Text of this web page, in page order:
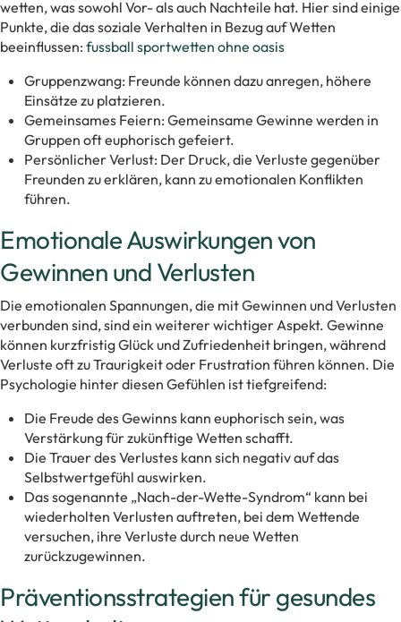
wetten, was sowohl Vor- als auch Nachteile hat. Hier sind einige
Punkte, die das soziale Verhalten in Bezug auf Wetten
beeinflussen: fussball sportwetten ohne oasis
Gruppenzwang: Freunde können dazu anregen, höhere
Einsätze zu platzieren.
Gemeinsames Feiern: Gemeinsame Gewinne werden in
Gruppen oft euphorisch gefeiert.
Persönlicher Verlust: Der Druck, die Verluste gegenüber
Freunden zu erklären, kann zu emotionalen Konflikten
führen.
Emotionale Auswirkungen von
Gewinnen und Verlusten
Die emotionalen Spannungen, die mit Gewinnen und Verlusten
verbunden sind, sind ein weiterer wichtiger Aspekt. Gewinne
können kurzfristig Glück und Zufriedenheit bringen, während
Verluste oft zu Traurigkeit oder Frustration führen können. Die
Psychologie hinter diesen Gefühlen ist tiefgreifend:
Die Freude des Gewinns kann euphorisch sein, was
Verstärkung für zukünftige Wetten schafft.
Die Trauer des Verlustes kann sich negativ auf das
Selbstwertgefühl auswirken.
Das sogenannte „Nach-der-Wette-Syndrom“ kann bei
wiederholten Verlusten auftreten, bei dem Wettende
versuchen, ihre Verluste durch neue Wetten
zurückzugewinnen.
Präventionsstrategien für gesundes